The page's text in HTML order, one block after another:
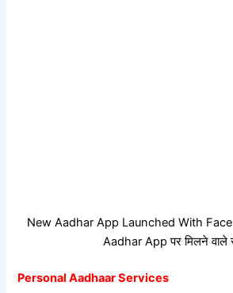
New Aadhar App Launched With
Aadhar App पर मिलने वाले
Personal Aadhaar Services